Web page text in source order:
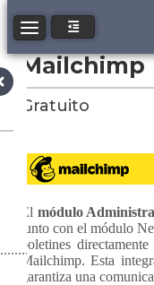
Toggle navigation
Mailchimp
Gratuito
El módulo
junto con el módulo
boletines
Mailchimp. Esta
garantiza una